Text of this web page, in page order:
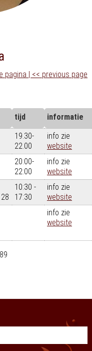
pagina | << previous page
tijd
informatie
19.30-
22.00
info zie
website
20:00-
22:00
info zie
website
10:30 -
17:30
info zie
website
info zie
website